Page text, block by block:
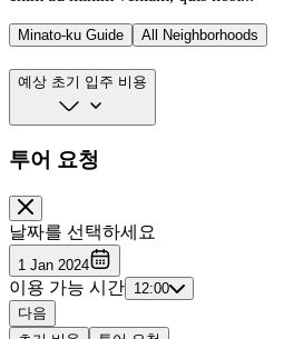
Minato-ku Guide All Neighborhoods
예상 초기 입주 비용
투어 요청
날짜를 선택하세요
1 Jan 2024
이용 가능 시간 12:00
다음